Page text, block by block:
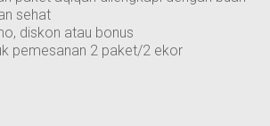
sehat
diskon atau bonus
pemesanan 2 paket/2 ekor